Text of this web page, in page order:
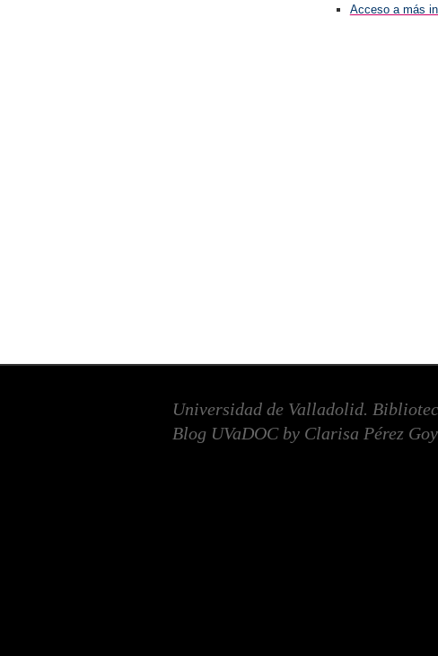
Acceso a más
Universidad de Valladolid.
Blog UVaDOC by Clarisa Pérez